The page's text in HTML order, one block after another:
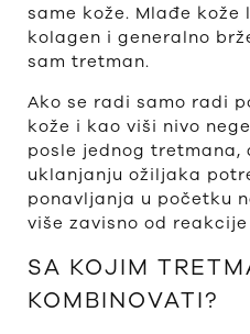
same kože. Mlađe
kolagen i generalno
sam tretman.
Ako se radi samo radi
kože i kao viši nivo
posle jednog tretmana,
uklanjanju ožiljaka
ponavljanja u početku
više zavisno od reakcije
SA KOJIM
KOMBINOVATI?